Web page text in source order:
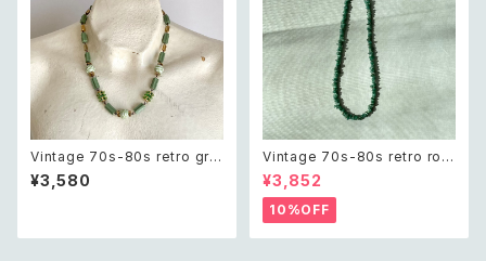
Vintage 70s-80s retro gre
en bijou classical beads n
ecklace レトロ ヴィンテージ
¥3,580
Vintage 70s-80s retro rou
gh cut green aventurine ne
cklace レトロ ヴィンテージ ア
クセサリー 天然石 ラフカット グ
リーンアベンチュリン ネックレ
ス
¥3,852
10%OFF